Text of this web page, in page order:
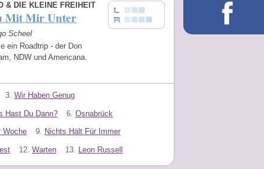
& DIE KLEINE FREIHEIT
Mit Mir Unter
Scheel
ein Roadtrip - der Don
NDW und Americana.
3. Wir Haben Genug
Hast Du Dann? 6. Osnabrück
Woche 9. Nichts Hält Für Immer
12. Warten 13. Leon Russell